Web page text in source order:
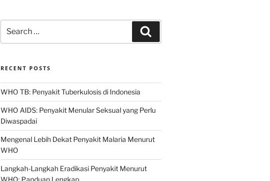
for:
RECENT POSTS
WHO TB: Penyakit Tuberkulosis di Indonesia
WHO AIDS: Penyakit Menular Seksual yang Perlu
Diwaspadai
Mengenal Lebih Dekat Penyakit Malaria Menurut
WHO
Langkah-Langkah Eradikasi Penyakit Menurut